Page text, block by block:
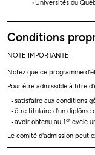
Universités du
Conditions
NOTE IMPORTANTE
Notez que ce programme
Pour être admissible à titre
satisfaire aux conditions
être titulaire d'un diplôme
avoir obtenu au 1ercycle
Le comité d'admission peut